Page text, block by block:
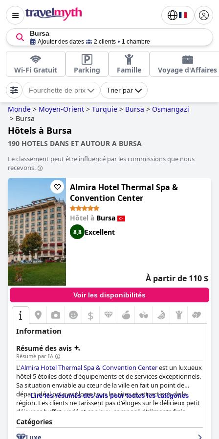
Bursa
Ajouter des dates 2 clients 1 chambre
Wi-Fi Gratuit Parking Famille Voyage d'Affaires
Fourchette de prix Trier par
Monde > Moyen-Orient > Turquie > Bursa > Osmangazi
> Bursa
Hôtels à Bursa
190 HOTELS DANS ET AUTOUR A BURSA
Le classement peut être influencé par les commissions que nous
recevons.
Almira Hotel Thermal Spa &
Convention Center
Hôtel à Bursa
8,8 Excellent
À partir de 110 $
Voir les disponibilités
$
Information
Résumé des avis
Résumé par IA
L'Almira Hotel Thermal Spa & Convention Centerest un luxueux
hôtel 5 étoiles doté d'équipements et de services exceptionnels.
Sa situation enviable au cœur de la ville en fait un point de
départ idéal pour explorer tous les sites et attractions de la
région. Les clients ne tarissent pas d'éloges sur le délicieux petit
déjeuner buffet, varié et copieux, composé d'aliments frais,
propres et de grande qualité. La propreté impeccable de l'hôtel
est également très appréciée, les clients décrivant les chambres
Lire les résumés des avis pour toutes les catégories
Catégories